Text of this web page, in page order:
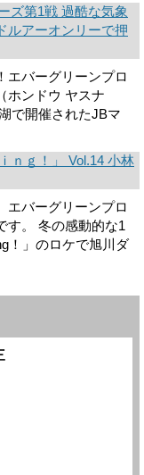
第1戦 過酷な気象
ルアーオンリーで押
エバーグリーンプロ
ホンドウ ヤスナ
で開催されたJBマ
ｎｇ！」 Vol.14 小林
エバーグリーンプロ
す。 冬の感動的な1
！」のロケで旭川ダ